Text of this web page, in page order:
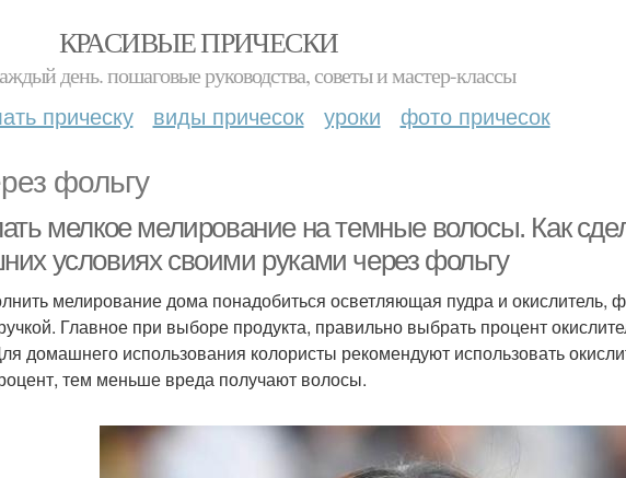
КРАСИВЫЕ ПРИЧЕСКИ
день. пошаговые руководства, советы и мастер-классы
прическу виды причесок уроки фото причесок
фольгу
мелкое мелирование на темные волосы. Как
условиях своими руками через фольгу
мелирование дома понадобиться осветляющая пудра и окислитель,
Главное при выборе продукта, правильно выбрать процент
домашнего использования колористы рекомендуют использовать
тем меньше вреда получают волосы.